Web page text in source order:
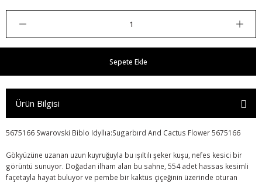
Sepete Ekle
Ürün Bilgisi
5675166 Swarovski Biblo Idyllıa:Sugarbırd And Cactus Flower 5675166
Gökyüzüne uzanan uzun kuyruğuyla bu ışıltılı şeker kuşu, nefes kesici bir
görüntü sunuyor. Doğadan ilham alan bu sahne, 554 adet hassas kesimli
façetayla hayat buluyor ve pembe bir kaktüs çiçeğinin üzerinde oturan